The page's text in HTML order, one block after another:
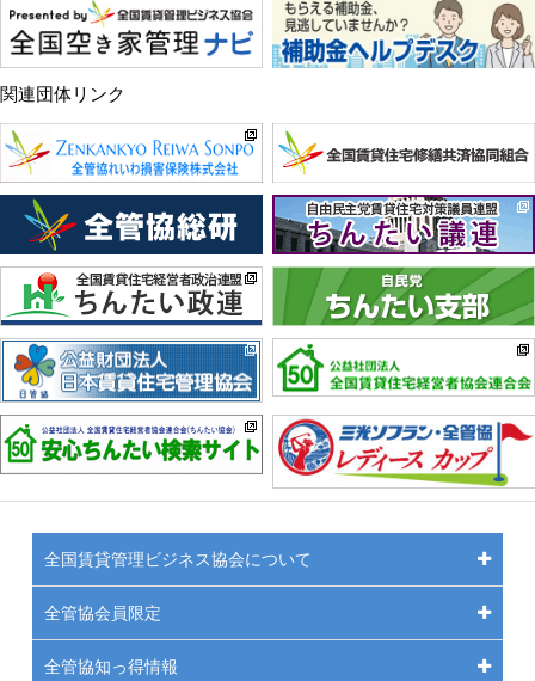
関連団体リンク
全国賃貸管理ビジネス協会について
全管協会員限定
全管協知っ得情報